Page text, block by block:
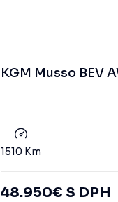
KGM Musso BEV
1510 Km
48.950€ S DPH